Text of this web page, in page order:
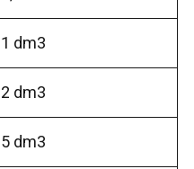
1 dm3
2 dm3
5 dm3